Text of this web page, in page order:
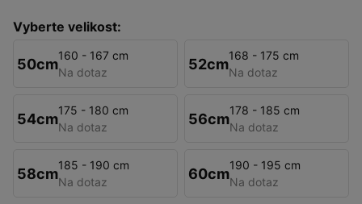
Vyberte velikost:
50cm160 - 167 cm
Na dotaz
52cm168 - 175 cm
Na dotaz
54cm175 - 180 cm
Na dotaz
56cm178 - 185 cm
Na dotaz
58cm185 - 190 cm
Na dotaz
60cm190 - 195 cm
Na dotaz